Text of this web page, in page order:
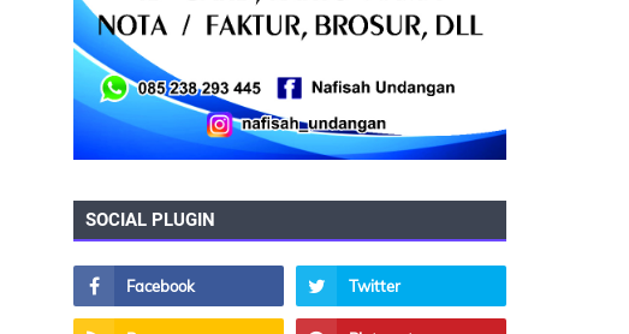
SOCIAL PLUGIN